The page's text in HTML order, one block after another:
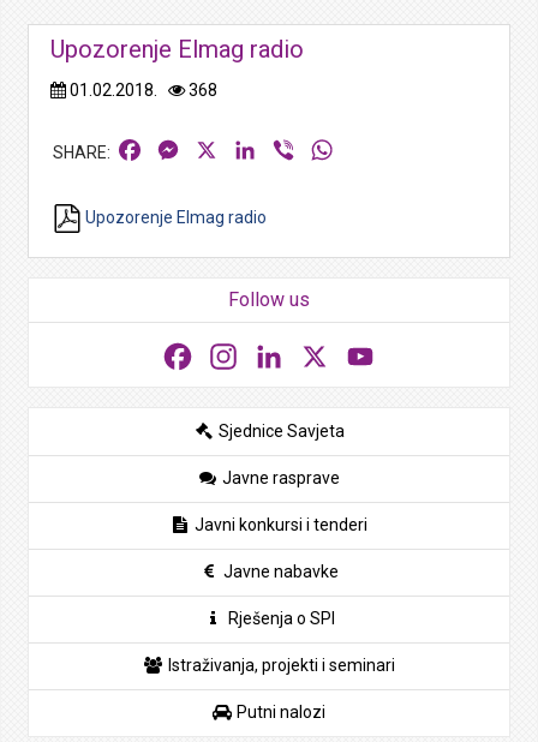
Upozorenje Elmag radio
01.02.2018. 368
FacebookMessengerLinkedIn
Viber
Upozorenje Elmag radio
Follow us
FacebookInstagramLinkedIn
Sjednice Savjeta
Javne rasprave
Javni konkursi i tenderi
Javne nabavke
Rješenja o SPI
Istraživanja, projekti i seminari
Putni nalozi